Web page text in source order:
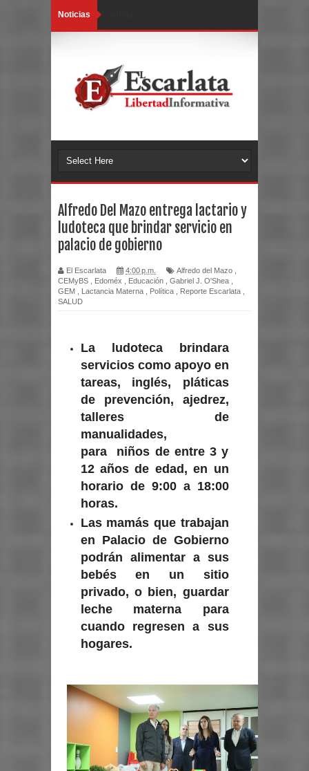
Noticias
Alfredo Del Mazo entrega lactario y
ludoteca que brindar servicio en
palacio de gobierno
El Escarlata 4:00 p.m. Alfredo del Mazo
CEMyBS
Edoméx Educación Gabriel J. O'Shea
GEM
Lactancia Materna Política Reporte Escarlata
SALUD
La ludoteca brindara
servicios como apoyo en
tareas, inglés, pláticas
de prevención, ajedrez,
talleres de
manualidades,
para niños de entre 3 y
12 años de edad, en un
horario de 9:00 a 18:00
horas.
Las mamás que trabajan
en Palacio de Gobierno
podrán alimentar a sus
bebés en un sitio
privado, o bien, guardar
leche materna para
cuando regresen a sus
hogares.